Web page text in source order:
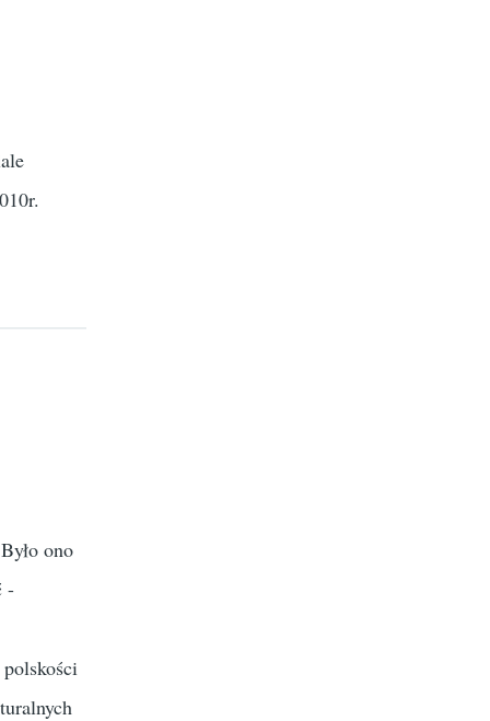
ono
-